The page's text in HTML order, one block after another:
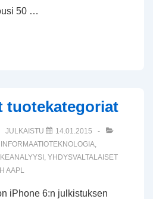
50 …
tuotekategoriat
JULKAISTU
14.01.2015
INFORMAATIOTEKNOLOGIA,
, YHDYSVALTALAISET
AAPL
iPhone 6:n julkistuksen